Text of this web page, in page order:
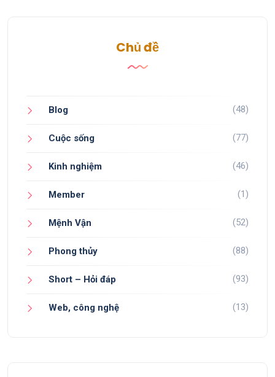
Chủ đề
Blog (48)
Cuộc sống (77)
Kinh nghiệm (46)
Member (1)
Mệnh Vận (52)
Phong thủy (88)
Short – Hỏi đáp (93)
Web, công nghệ (13)